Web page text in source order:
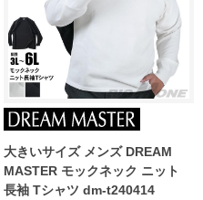
大きいサイズ メンズ DREAM
MASTER モックネック ニット
長袖 Tシャツ dm-t240414